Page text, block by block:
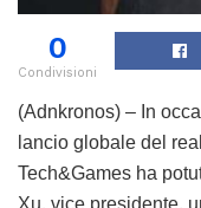
0
Condivisioni
(Adnkronos) – In
lancio globale del
Tech&Games ha